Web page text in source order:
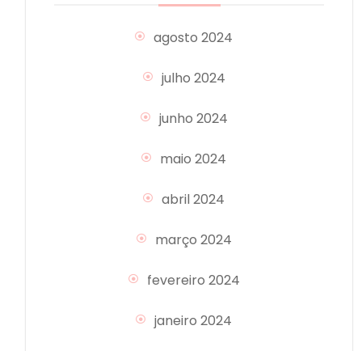
agosto 2024
julho 2024
junho 2024
maio 2024
abril 2024
março 2024
fevereiro 2024
janeiro 2024